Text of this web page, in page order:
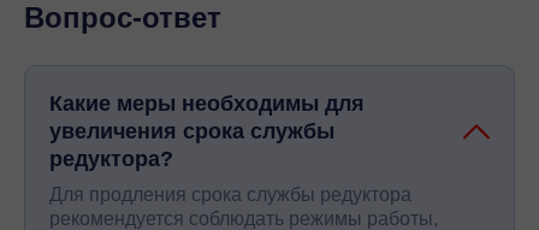
Вопрос-ответ
Какие меры необходимы для
увеличения срока службы
редуктора?
Для продления срока службы редуктора
рекомендуется соблюдать режимы работы,